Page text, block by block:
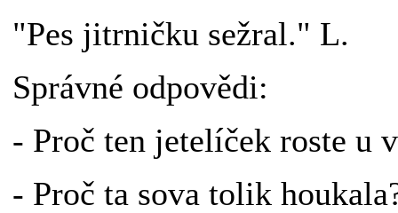
"Pes jitrničku sežral." L.
Správné odpovědi:
- Proč ten jetelíček roste u
- Proč ta sova tolik